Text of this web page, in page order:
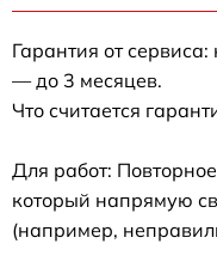
Гарантия от
— до 3 месяцев.
Что считается
Для работ:
который напрямую
(например,